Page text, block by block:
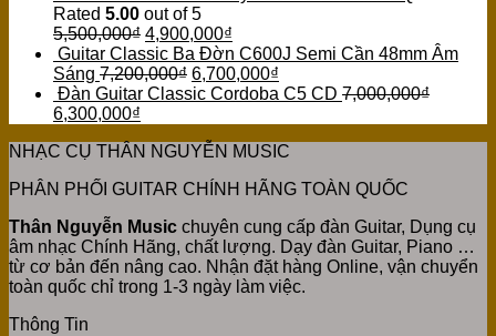
Rated 5.00 out of 5
5,500,000₫ 4,900,000₫
Guitar Classic Ba Đờn C600J Semi Cần 48mm Âm
Sáng 7,200,000₫ 6,700,000₫
Đàn Guitar Classic Cordoba C5 CD 7,000,000₫
6,300,000₫
NHẠC CỤ THÂN NGUYỄN MUSIC
PHÂN PHỐI GUITAR CHÍNH HÃNG TOÀN QUỐC
Thân Nguyễn Music chuyên cung cấp đàn Guitar, Dụng cụ
âm nhạc Chính Hãng, chất lượng. Dạy đàn Guitar, Piano …
từ cơ bản đến nâng cao. Nhận đặt hàng Online, vận chuyển
toàn quốc chỉ trong 1-3 ngày làm việc.
Thông Tin